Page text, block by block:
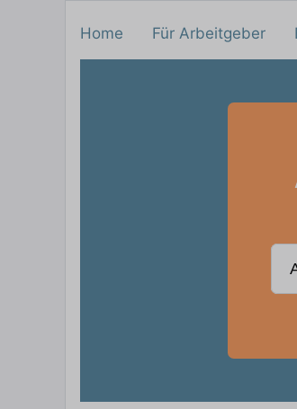
Home Für Arbeitgeber